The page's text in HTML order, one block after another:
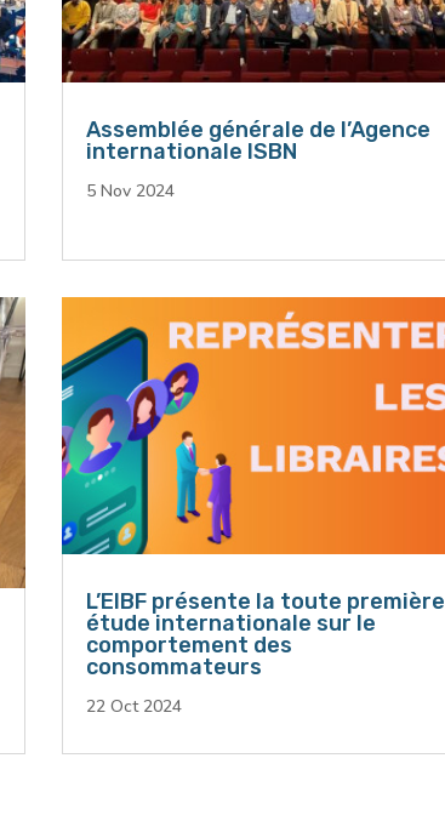
Assemblée générale de l’Agence
internationale ISBN
5 Nov 2024
L’EIBF présente la toute première
étude internationale sur le
comportement des
consommateurs
22 Oct 2024